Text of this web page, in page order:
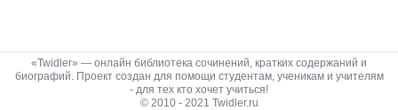
«Twidler» — онлайн библиотека сочинений, кратких содержаний и
биографий. Проект создан для помощи студентам, ученикам и учителям
- для тех кто хочет учиться!
© 2010 - 2021 Twidler.ru